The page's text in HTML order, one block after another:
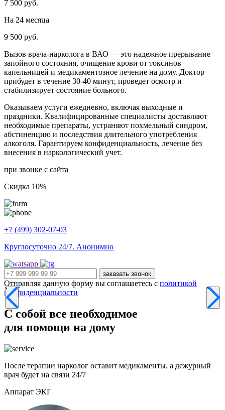
7 500 руб.
На 24 месяца
9 500 руб.
Вызов врача-нарколога в ВАО — это надежное прерывание
запойного состояния, очищение крови от токсинов
капельницей и медикаментозное лечение на дому. Доктор
прибудет в течение 30-40 минут, проведет осмотр и
стабилизирует состояние больного.
Оказываем услуги ежедневно, включая выходные и
праздники. Квалифицированные специалисты доставляют
необходимые препараты, устраняют похмельный синдром,
абстиненцию и последствия длительного употребления
алкоголя. Гарантируем конфиденциальность, лечение без
внесения в наркологический учет.
при звонке с сайта
Скидка 10%
+7 (499) 302-07-03
Круглосуточно 24/7. Анонимно
заказать звонок
Отправляя данную форму вы соглашаетесь с политикой
конфиденциальности
С собой все необходимое
для помощи на дому
После терапии нарколог оставит медикаменты, а дежурный
врач будет на связи 24/7
Аппарат ЭКГ